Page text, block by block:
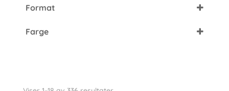
De Fries
Format
EF
Farge